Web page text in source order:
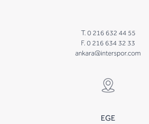
T. 0 216 632 44 55
F. 0 216 634 32 33
ankara@interspor.com
EGE